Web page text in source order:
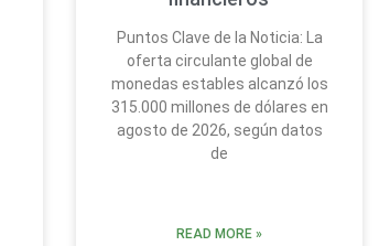
Puntos Clave de la Noticia: La
oferta circulante global de
monedas estables alcanzó los
315.000 millones de dólares en
agosto de 2026, según datos
de
READ MORE »